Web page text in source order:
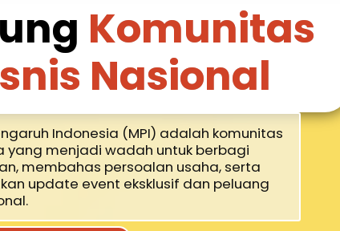
Komunitas
Nasional
Indonesia (MPI) adalah komunitas
yang menjadi wadah untuk berbagi
membahas persoalan usaha, serta
update event eksklusif dan peluang